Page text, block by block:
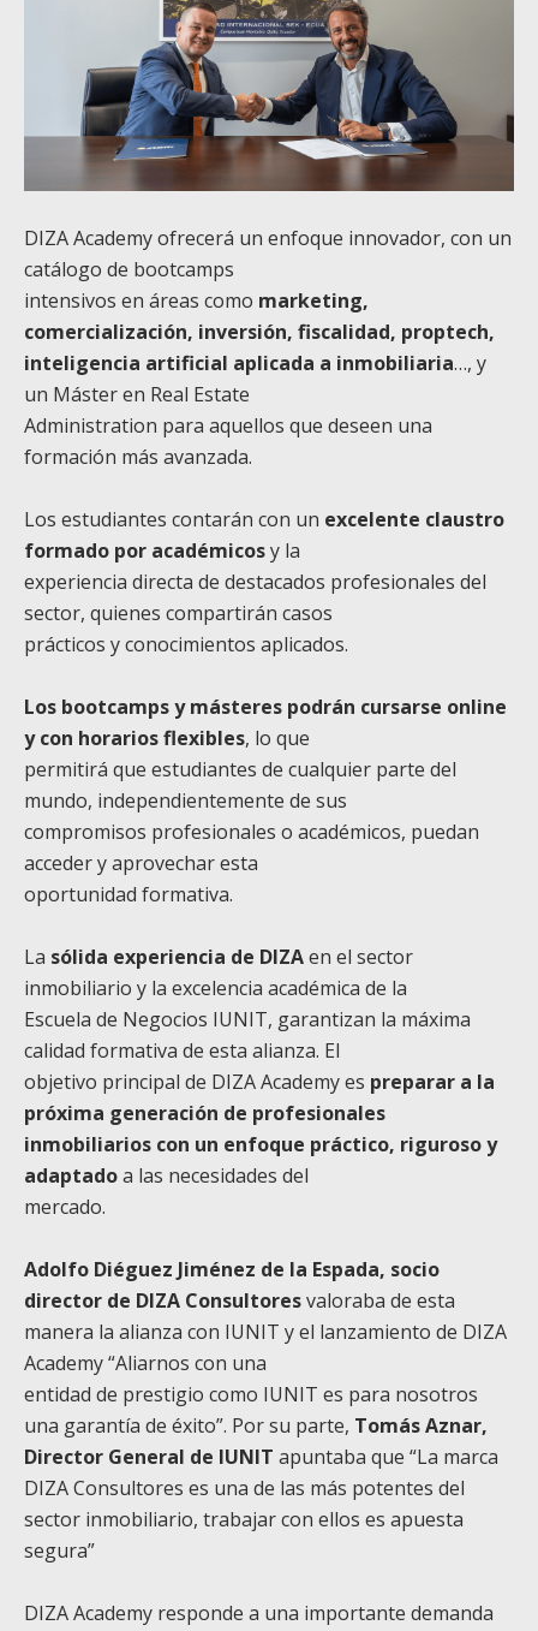
DIZA Academy ofrecerá un enfoque innovador, con un
catálogo de bootcamps
intensivos en áreas como marketing,
comercialización, inversión, fiscalidad, proptech,
inteligencia artificial aplicada a inmobiliaria…, y
un Máster en Real Estate
Administration para aquellos que deseen una
formación más avanzada.
Los estudiantes contarán con un excelente claustro
formado por académicosy la
experiencia directa de destacados profesionales del
sector, quienes compartirán casos
prácticos y conocimientos aplicados.
Los bootcamps y másteres podrán cursarse online
y con horarios flexibles, lo que
permitirá que estudiantes de cualquier parte del
mundo, independientemente de sus
compromisos profesionales o académicos, puedan
acceder y aprovechar esta
oportunidad formativa.
La sólida experiencia de DIZAen el sector
inmobiliario y la excelencia académica de la
Escuela de Negocios IUNIT, garantizan la máxima
calidad formativa de esta alianza. El
objetivo principal de DIZA Academy es preparar a la
próxima generación de profesionales
inmobiliarios con un enfoque práctico, riguroso y
adaptadoa las necesidades del
mercado.
Adolfo Diéguez Jiménez de la Espada, socio
director de DIZA Consultoresvaloraba de esta
manera la alianza con IUNIT y el lanzamiento de DIZA
Academy “Aliarnos con una
entidad de prestigio como IUNIT es para nosotros
una garantía de éxito”. Por su parte, Tomás Aznar,
Director General de IUNIT apuntaba que “La marca
DIZA Consultores es una de las más potentes del
sector inmobiliario, trabajar con ellos es apuesta
segura”
DIZA Academy responde a una importante demanda